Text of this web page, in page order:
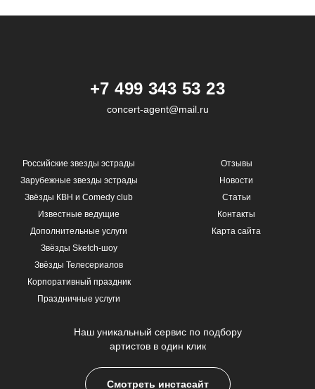
+7 499 343 53 23
concert-agent@mail.ru
Российские звезды эстрады
Зарубежные звезды эстрады
Звёзды КВН и Comedy club
Известные ведущие
Дополнительные услуги
Звёзды Sketch-шоу
Звёзды Телесериалов
Корпоративный праздник
Праздничные услуги
Отзывы
Новости
Статьи
Контакты
Карта сайта
Наш уникальный сервис по подбору
артистов в один клик
Смотреть инстасайт